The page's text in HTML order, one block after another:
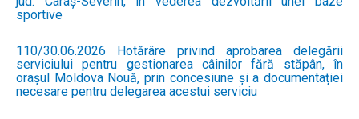
sportive
110/30.06.2026 Hotărâre privind aprobarea delegării
serviciului pentru gestionarea câinilor fără stăpân, în
orașul Moldova Nouă, prin concesiune și a documentației
necesare pentru delegarea acestui serviciu